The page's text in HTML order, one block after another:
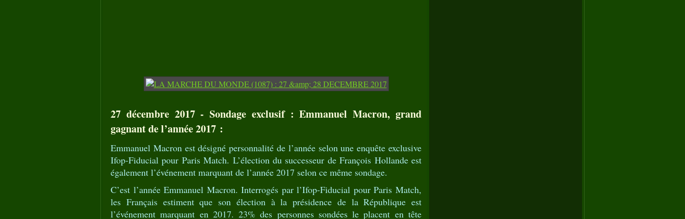
27 décembre 2017 - Sondage exclusif : Emmanuel Macron, grand
gagnant de l’année 2017 :
Emmanuel Macron est désigné personnalité de l’année selon une enquête exclusive
Ifop-Fiducial pour Paris Match. L’élection du successeur de François Hollande est
également l’événement marquant de l’année 2017 selon ce même sondage.
C’est l’année Emmanuel Macron. Interrogés par l’Ifop-Fiducial pour Paris Match,
les Français estiment que son élection à la présidence de la République est
l’événement marquant en 2017. 23% des personnes sondées le placent en tête